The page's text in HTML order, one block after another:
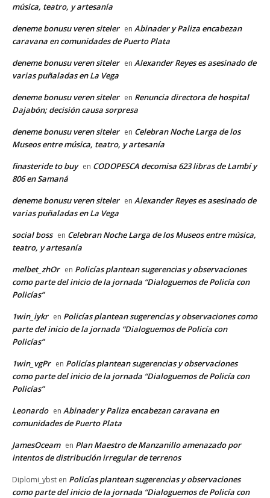
música, teatro, y artesanía
deneme bonusu veren siteler en Abinader y Paliza encabezan
caravana en comunidades de Puerto Plata
deneme bonusu veren siteler en Alexander Reyes es asesinado de
varias puñaladas en La Vega
deneme bonusu veren siteler en Renuncia directora de hospital
Dajabón; decisión causa sorpresa
deneme bonusu veren siteler en Celebran Noche Larga de los
Museos entre música, teatro, y artesanía
finasteride to buy en CODOPESCA decomisa 623 libras de Lambí y
806 en Samaná
deneme bonusu veren siteler en Alexander Reyes es asesinado de
varias puñaladas en La Vega
social boss en Celebran Noche Larga de los Museos entre música,
teatro, y artesanía
melbet_zhOr en Policías plantean sugerencias y observaciones
como parte del inicio de la jornada “Dialoguemos de Policía con
Policías”
1win_iykr en Policías plantean sugerencias y observaciones como
parte del inicio de la jornada “Dialoguemos de Policía con
Policías”
1win_vgPr en Policías plantean sugerencias y observaciones
como parte del inicio de la jornada “Dialoguemos de Policía con
Policías”
Leonardo en Abinader y Paliza encabezan caravana en
comunidades de Puerto Plata
JamesOceam en Plan Maestro de Manzanillo amenazado por
intentos de distribución irregular de terrenos
Diplomi_ybst en Policías plantean sugerencias y observaciones
como parte del inicio de la jornada “Dialoguemos de Policía con